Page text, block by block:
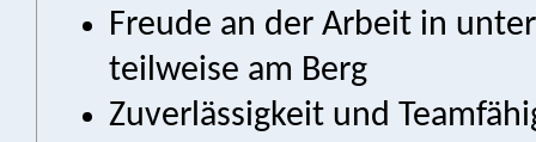
Freude an der Arbeit in
teilweise am Berg
Zuverlässigkeit und